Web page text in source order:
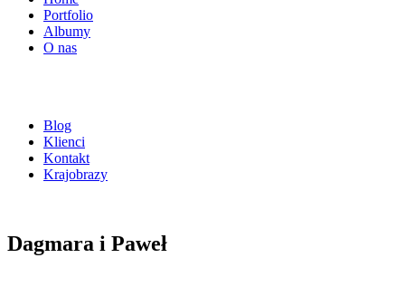
Portfolio
Albumy
O nas
Blog
Klienci
Kontakt
Krajobrazy
Dagmara i Paweł